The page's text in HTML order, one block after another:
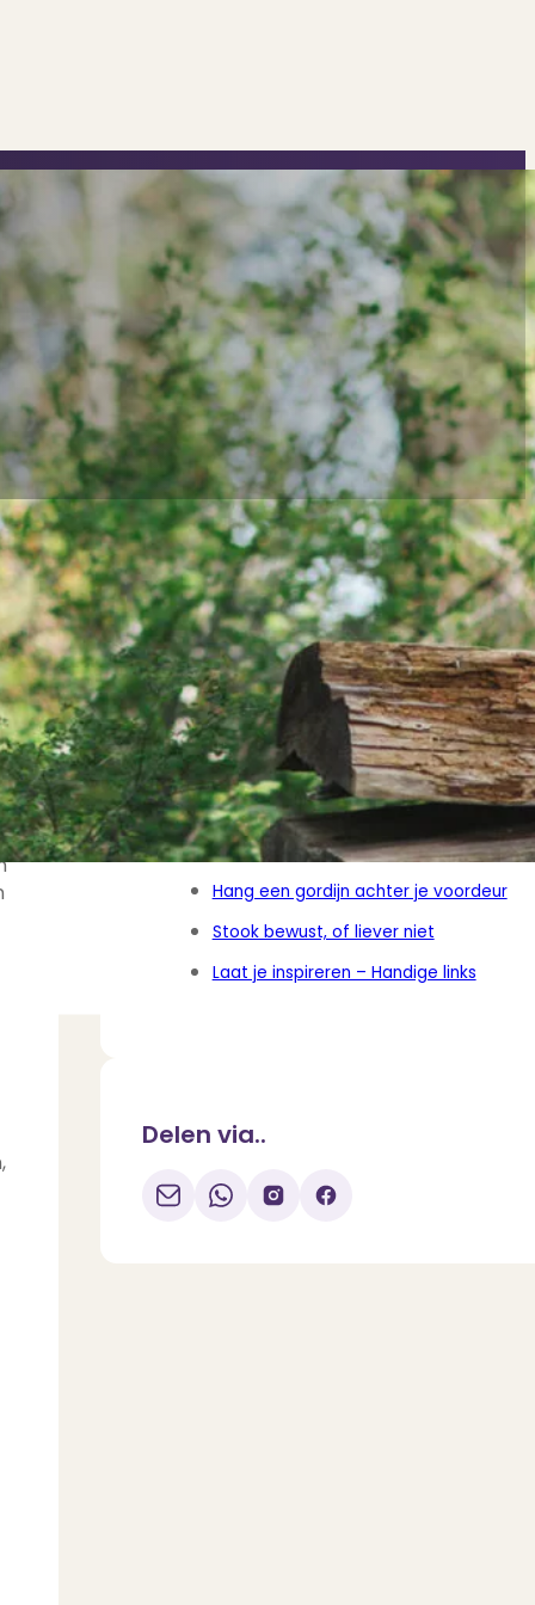
Inhoudsopgave
Voorkom onnodig afval
Gooi minder voedsel weg
Verbouw slim(mer)
Koop bewuster je nieuwe kleding
Hang een gordijn achter je voordeur
Stook bewust, of liever niet
Laat je inspireren – Handige links
Delen via..